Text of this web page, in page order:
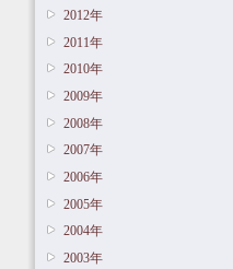
2012年
2011年
2010年
2009年
2008年
2007年
2006年
2005年
2004年
2003年